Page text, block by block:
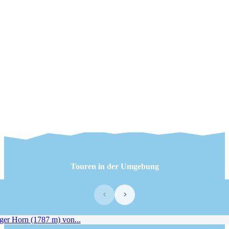
Touren in der Umgebung
‹ ›